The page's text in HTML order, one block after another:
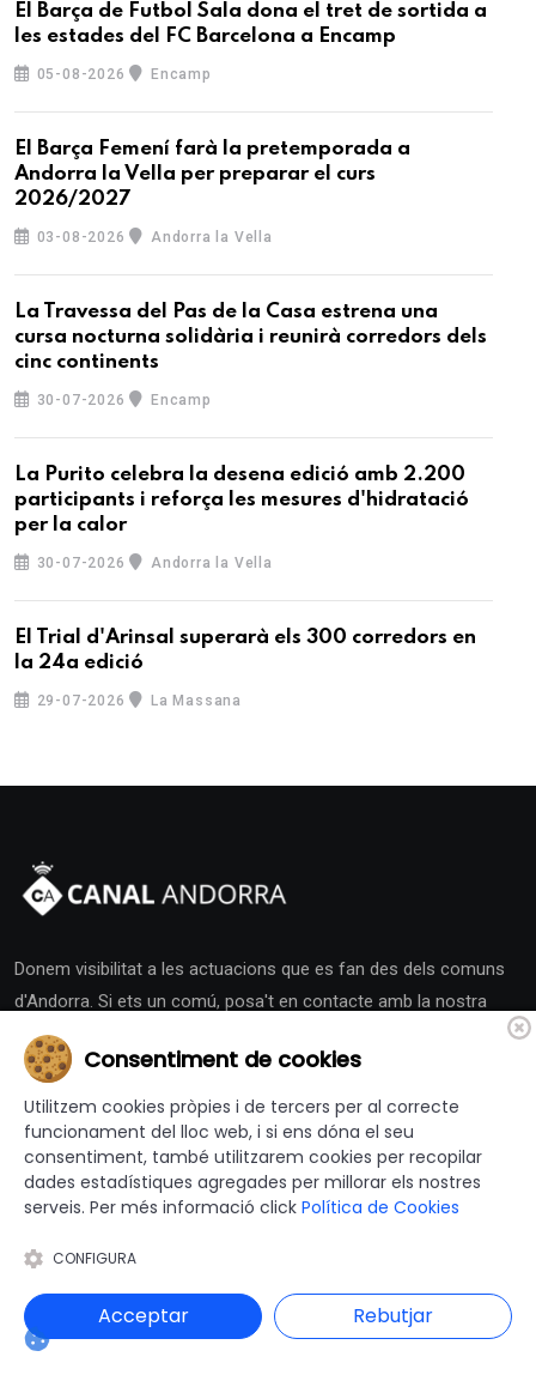
El Barça de Futbol Sala dona el tret de sortida a
les estades del FC Barcelona a Encamp
05-08-2026 Encamp
El Barça Femení farà la pretemporada a
Andorra la Vella per preparar el curs
2026/2027
03-08-2026 Andorra la Vella
La Travessa del Pas de la Casa estrena una
cursa nocturna solidària i reunirà corredors dels
cinc continents
30-07-2026 Encamp
La Purito celebra la desena edició amb 2.200
participants i reforça les mesures d'hidratació
per la calor
30-07-2026 Andorra la Vella
El Trial d'Arinsal superarà els 300 corredors en
la 24a edició
29-07-2026 La Massana
Donem visibilitat a les actuacions que es fan des dels comuns
d'Andorra. Si ets un comú, posa't en contacte amb la nostra
redacció i activa la teva Sala de Premsa.
Altres Canals
canalajuntament.cat
Andorra
Consentiment de cookies
Utilitzem cookies pròpies i de tercers per al correcte
funcionament del lloc web, i si ens dóna el seu
consentiment, també utilitzarem cookies per recopilar
dades estadístiques agregades per millorar els nostres
serveis. Per més informació click Política de Cookies
CONFIGURA
Acceptar Rebutjar